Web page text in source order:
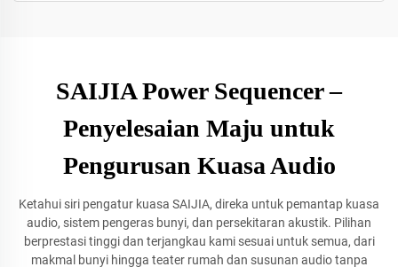
SAIJIA Power Sequencer –
Penyelesaian Maju untuk
Pengurusan Kuasa Audio
Ketahui siri pengatur kuasa SAIJIA, direka untuk pemantap kuasa
audio, sistem pengeras bunyi, dan persekitaran akustik. Pilihan
berprestasi tinggi dan terjangkau kami sesuai untuk semua, dari
makmal bunyi hingga teater rumah dan susunan audio tanpa